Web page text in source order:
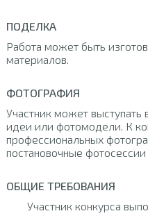
ПОДЕЛКА
Работа может быть
материалов.
ФОТОГРАФИЯ
Участник может выступать
идеи или фотомодели. К
профессиональных
постановочные фотосессии
ОБЩИЕ ТРЕБОВАНИЯ
Участник конкурса